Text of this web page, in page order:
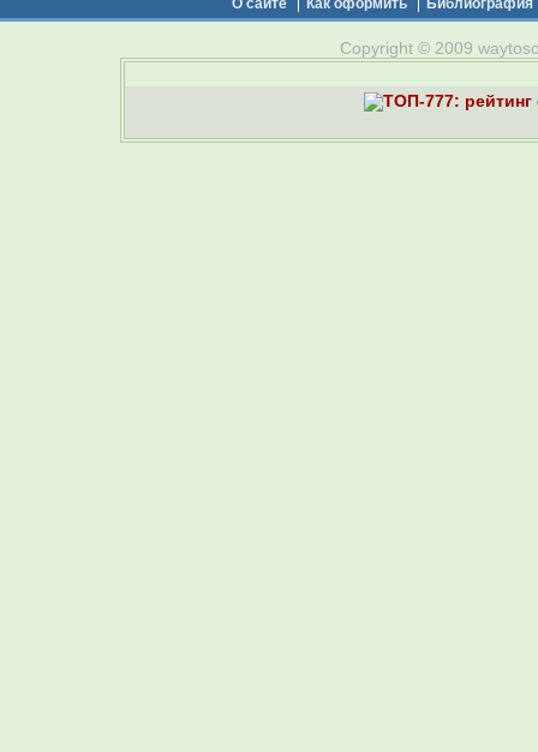
О сайте Как оформить Библиография
Copyright © 2009